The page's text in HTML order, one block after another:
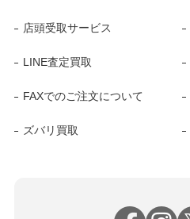
店頭受取サービス
LINE査定買取
FAXでのご注文について
ズバリ買取